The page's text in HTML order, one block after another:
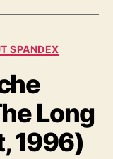
SPANDEX
Long
1996)